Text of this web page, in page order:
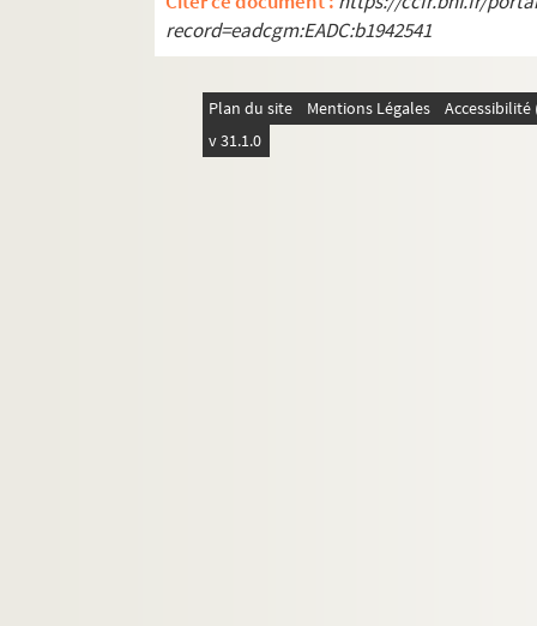
record=eadcgm:EADC:b1942541
Plan du site Mentions Légales
v 31.1.0